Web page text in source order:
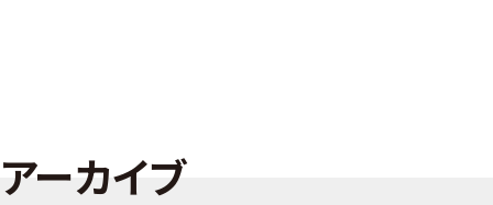
アーカイブ